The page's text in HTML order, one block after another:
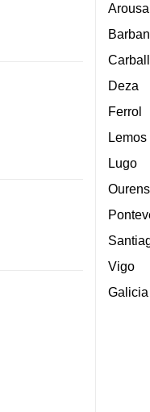
Arousa
Deza
Ferrol
Lemos
Lugo
Vigo